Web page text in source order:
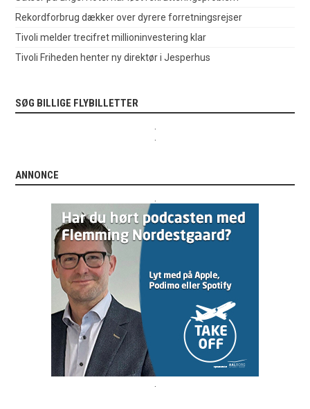
Rekordforbrug dækker over dyrere forretningsrejser
Tivoli melder trecifret millioninvestering klar
Tivoli Friheden henter ny direktør i Jesperhus
SØG BILLIGE FLYBILLETTER
ANNONCE